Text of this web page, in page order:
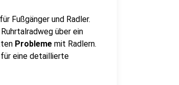
Fußgänger und Radler.
über ein
Probleme mit Radlern.
eine detaillierte